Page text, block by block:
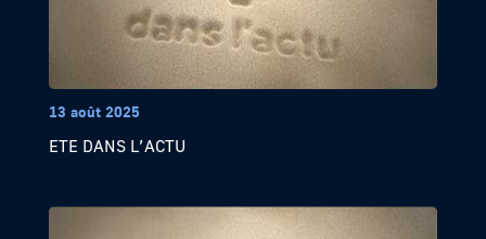
13 août 2025
ETE DANS L’ACTU